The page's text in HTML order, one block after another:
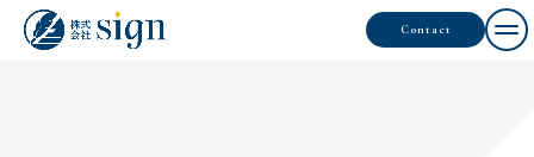
Contact